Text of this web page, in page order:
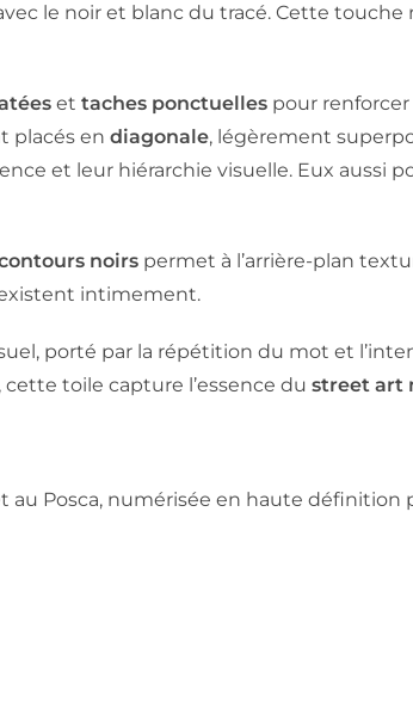
le noir et blanc du tracé. Cette
et taches ponctuelles pour
placés en diagonale, légèrement
et leur hiérarchie visuelle. Eux aussi
noirs permet à l’arrière-plan
intimement.
porté par la répétition du mot et
, cette toile capture l’essence du street art
au Posca, numérisée en haute